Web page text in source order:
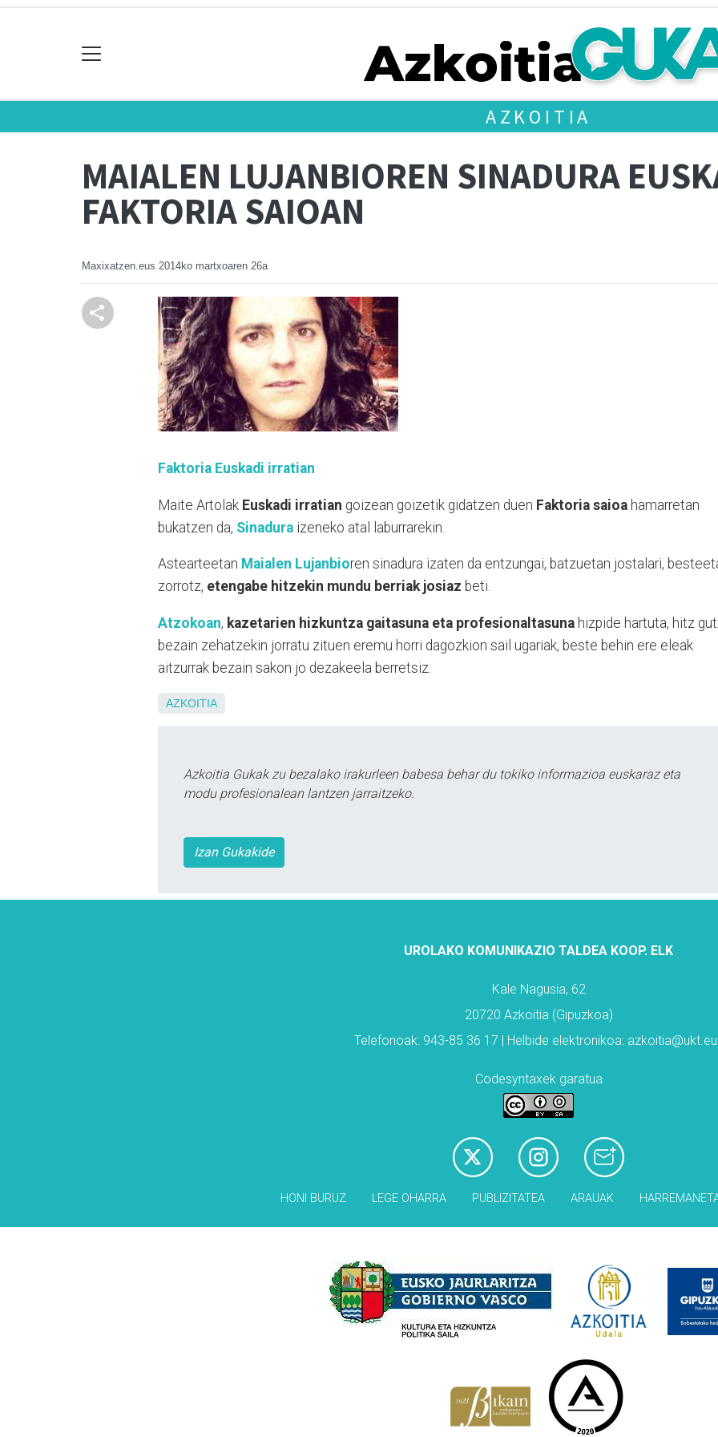
AZKOITIA
MAIALEN LUJANBIOREN SINADURA
FAKTORIA SAIOAN
Maxixatzen.eus 2014ko martxoaren 26a
Faktoria Euskadi irratian
Maite Artolak Euskadi irratian goizean goizetik gidatzen duen Faktoria saioa hamarretan
bukatzen da, Sinadura izeneko atal laburrarekin.
Astearteetan Maialen Lujanbioren sinadura izaten da entzungai, batzuetan jostalari,
zorrotz, etengabe hitzekin mundu berriak josiaz beti.
Atzokoan, kazetarien hizkuntza gaitasuna eta profesionaltasuna hizpide hartuta, hitz
bezain zehatzekin jorratu zituen eremu horri dagozkion sail ugariak, beste behin ere eleak
aitzurrak bezain sakon jo dezakeela berretsiz.
AZKOITIA
Azkoitia Gukak zu bezalako irakurleen babesa behar du tokiko informazioa euskaraz eta
modu profesionalean lantzen jarraitzeko.
Izan Gukakide
UROLAKO KOMUNIKAZIO TALDEA KOOP. ELK
Kale Nagusia, 62
20720 Azkoitia (Gipuzkoa)
Telefonoak: 943-85 36 17 | Helbide elektronikoa:
Codesyntaxek garatua
HONI BURUZ LEGE OHARRA PUBLIZITATEA ARAUAK